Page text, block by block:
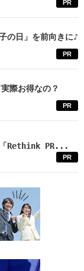
PR
の日」を前向きに♪
PR
際お得なの？
PR
「Rethink PR...
PR